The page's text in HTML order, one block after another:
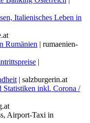
Italienisches Leben in
Rumänien | rumaenien-
|
| salzburgerin.at
Statistiken inkl. Corona /
Airport-Taxi in